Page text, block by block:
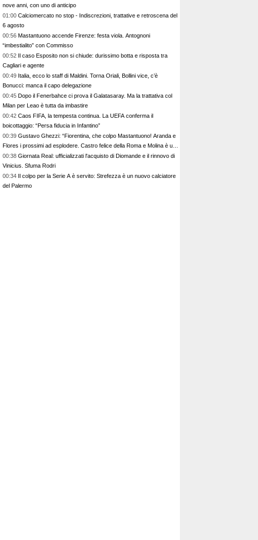
nove anni, con uno di anticipo
01:00 Calciomercato no stop - Indiscrezioni, trattative e retroscena del
6 agosto
00:56 Mastantuono accende Firenze: festa viola. Antognoni
“imbestialito” con Commisso
00:52 Il caso Esposito non si chiude: durissimo botta e risposta tra
Cagliari e agente
00:49 Italia, ecco lo staff di Maldini. Torna Oriali, Bollini vice, c’è
Bonucci: manca il capo delegazione
00:45 Dopo il Fenerbahce ci prova il Galatasaray. Ma la trattativa col
Milan per Leao è tutta da imbastire
00:42 Caos FIFA, la tempesta continua. La UEFA conferma il
boicottaggio: “Persa fiducia in Infantino”
00:39 Gustavo Ghezzi: “Fiorentina, che colpo Mastantuono! Aranda e
Flores i prossimi ad esplodere. Castro felice della Roma e Molina è un
bel colpo”
00:38 Giornata Real: ufficializzati l'acquisto di Diomande e il rinnovo di
Vinicius. Sfuma Rodri
00:34 Il colpo per la Serie A è servito: Strefezza è un nuovo calciatore
del Palermo